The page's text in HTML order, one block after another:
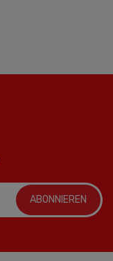
ABONNIEREN